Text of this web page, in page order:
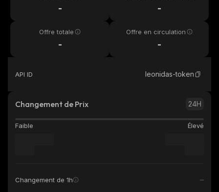
- -
Offre totale
-
Offre en circulation
-
API ID leonidas-token
Changement de Prix 24H
Faible Élevé
Changement de 1h